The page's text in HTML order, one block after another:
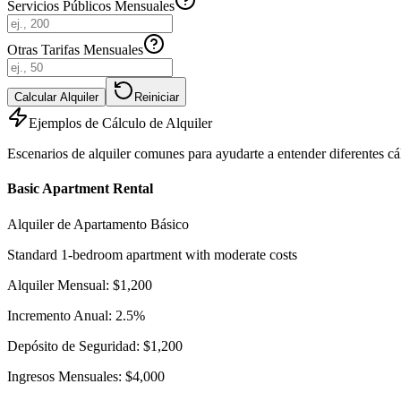
Servicios Públicos Mensuales
Otras Tarifas Mensuales
Calcular Alquiler Reiniciar
Ejemplos de Cálculo de Alquiler
Escenarios de alquiler comunes para ayudarte a entender diferentes
Basic Apartment Rental
Alquiler de Apartamento Básico
Standard 1-bedroom apartment with moderate costs
Alquiler Mensual: $1,200
Incremento Anual: 2.5%
Depósito de Seguridad: $1,200
Ingresos Mensuales: $4,000